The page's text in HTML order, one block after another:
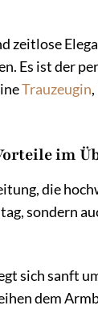
zeitlose
Es ist der
Trauzeugin
im
die
sondern
sich sanft
dem